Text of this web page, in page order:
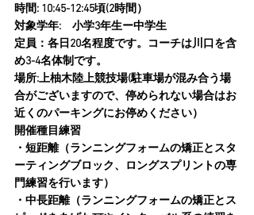
時間: 10:45-12:45頃(2時間）
対象学年:　小学3年生ー中学生
定員：各日20名程度です。コーチは川口を含
め3-4名体制です。
場所:上柚木陸上競技場(駐車場が混み合う場
合がございますので、停められない場合はお
近くのパーキングにお停めください）
開催種目練習
・短距離（ランニングフォームの矯正とスタ
ーティングブロック、ロングスプリントの専
門練習を行います）
・中長距離（ランニングフォームの矯正とス